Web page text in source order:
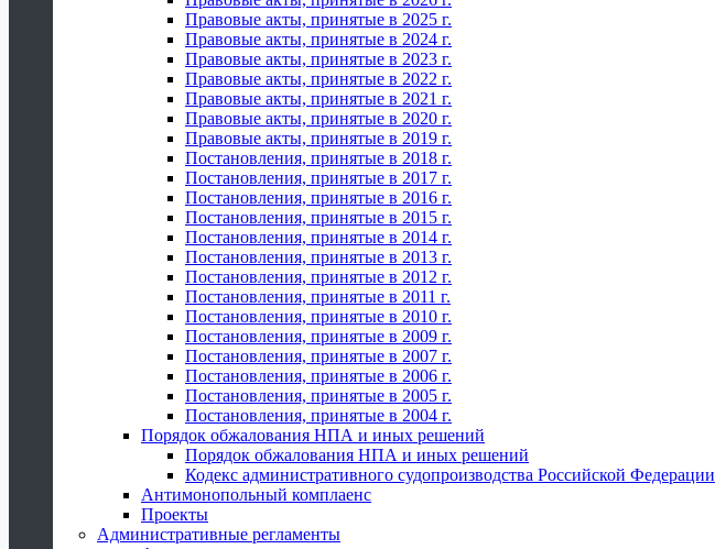
Правовые акты, принятые в 2025 г.
Правовые акты, принятые в 2024 г.
Правовые акты, принятые в 2023 г.
Правовые акты, принятые в 2022 г.
Правовые акты, принятые в 2021 г.
Правовые акты, принятые в 2020 г.
Правовые акты, принятые в 2019 г.
Постановления, принятые в 2018 г.
Постановления, принятые в 2017 г.
Постановления, принятые в 2016 г.
Постановления, принятые в 2015 г.
Постановления, принятые в 2014 г.
Постановления, принятые в 2013 г.
Постановления, принятые в 2012 г.
Постановления, принятые в 2011 г.
Постановления, принятые в 2010 г.
Постановления, принятые в 2009 г.
Постановления, принятые в 2007 г.
Постановления, принятые в 2006 г.
Постановления, принятые в 2005 г.
Постановления, принятые в 2004 г.
Порядок обжалования НПА и иных решений
Порядок обжалования НПА и иных решений
Кодекс административного судопроизводства Российской Федерации
Антимонопольный комплаенс
Проекты
Административные регламенты